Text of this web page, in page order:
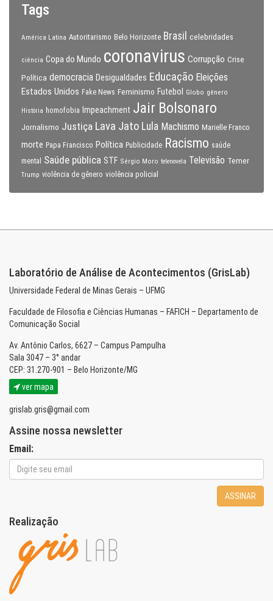
Tags
América Latina Autoritarismo Belo Horizonte Brasil celebridades
ciência Copa do Mundo coronavirus Corrupção Crise
Política democracia Desigualdades Educação Eleições
Estados Unidos Fake News Feminismo Futebol Globo gênero
História homofobia Impeachment Jair Bolsonaro
Jornalismo Justiça Lava Jato Lula Machismo Marielle Franco
morte Papa Francisco Política Publicidade Racismo saúde
mental
Saúde pública STF Sérgio Moro telenovela Televisão Temer
Trump violência de gênero violência policial
Laboratório de Análise de Acontecimentos (GrisLab)
Universidade Federal de Minas Gerais – UFMG
Faculdade de Filosofia e Ciências Humanas – FAFICH – Departamento de
Comunicação Social
Av. Antônio Carlos, 6627 – Campus Pampulha
Sala 3047 – 3° andar
CEP: 31.270-901 – Belo Horizonte/MG
ver mapa
grislab.gris@gmail.com
Assine nossa newsletter
Email:
ASSINAR
Realização